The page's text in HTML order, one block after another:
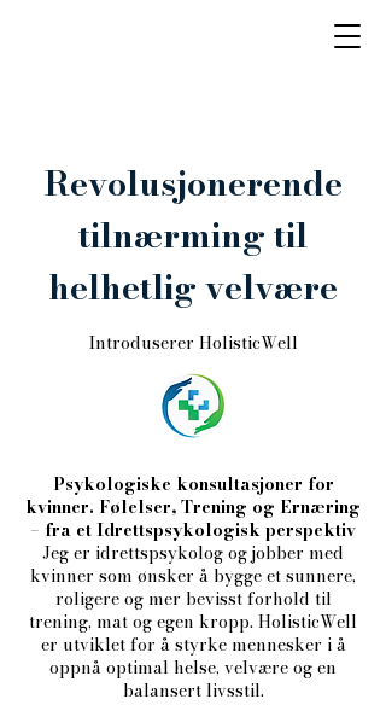
Revolusjonerende
tilnærming til
helhetlig velvære
Introduserer HolisticWell
Psykologiske konsultasjoner for
kvinner. Følelser, Trening og Ernæring
– fra et Idrettspsykologisk perspektiv
Jeg er idrettspsykolog og jobber med
kvinner som ønsker å bygge et sunnere,
roligere og mer bevisst forhold til
trening, mat og egen kropp.HolisticWell
er utviklet for å styrke mennesker i å
oppnå optimal helse, velvære og en
balansert livsstil.